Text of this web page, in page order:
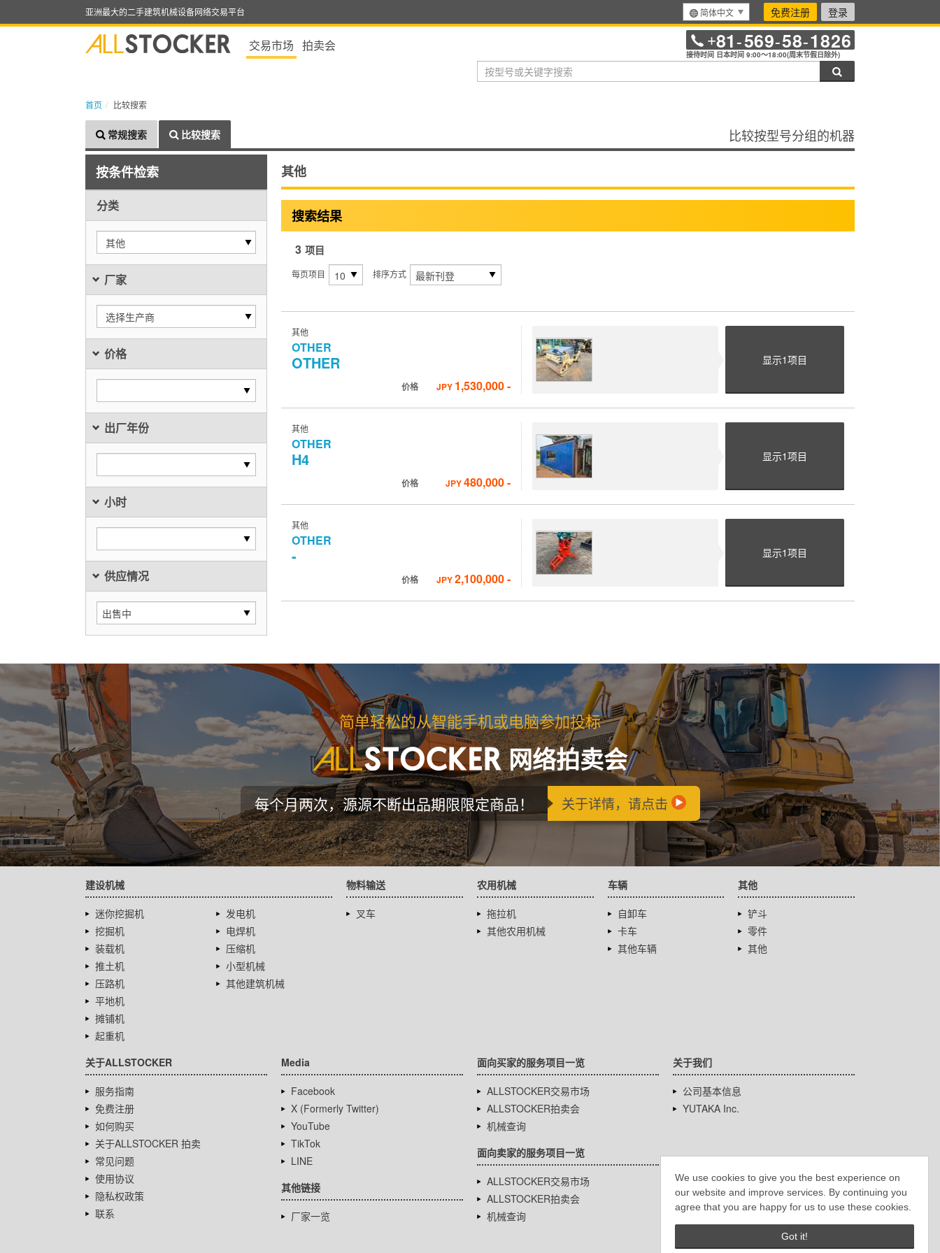
We use cookies to give you the best experience on
our website and improve services. By continuing you
agree that you are happy for us to use these cookies.
Got it!
亚洲最大的二手建筑机械设备网络交易平台 简体中文 免费注册 登录
交易市场 拍卖会 +81-569-58-1826
接待时间 日本时间 9:00～18:00(周末节假日除外)
首页 比较搜索
常规搜索 比较搜索 比较按型号分组的机器
按条件检索
分类
其他
厂家
选择生产商
价格
出厂年份
小时
供应情况
其他
搜索结果
3 项目
每页项目 排序方式
其他
OTHER
OTHER
价格 JPY 1,530,000-
显示1项目
其他
OTHER
H4
价格 JPY480,000-
显示1项目
其他
OTHER
-
价格 JPY2,100,000-
显示1项目
简单轻松的从智能手机或电脑参加投标
网络拍卖会
每个月两次，源源不断出品期限限定商品！ 关于详情，请点击
建设机械
迷你挖掘机
挖掘机
装载机
推土机
压路机
平地机
摊铺机
起重机
发电机
电焊机
压缩机
小型机械
其他建筑机械
物料输送
叉车
农用机械
拖拉机
其他农用机械
车辆
自卸车
卡车
其他车辆
其他
铲斗
零件
其他
关于ALLSTOCKER
服务指南
免费注册
如何购买
关于ALLSTOCKER 拍卖
常见问题
使用协议
隐私权政策
联系
Media
Facebook
X (Formerly Twitter)
YouTube
TikTok
LINE
其他链接
厂家一览
面向买家的服务项目一览
ALLSTOCKER交易市场
ALLSTOCKER拍卖会
机械查询
面向卖家的服务项目一览
ALLSTOCKER交易市场
ALLSTOCKER拍卖会
机械查询
关于我们
公司基本信息
YUTAKA Inc.